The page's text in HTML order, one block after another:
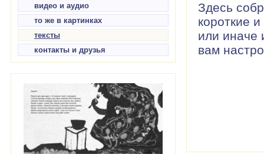
видео и аудио
то же в картинках
тексты
контакты и друзья
Здесь
короткие
или иначе
вам